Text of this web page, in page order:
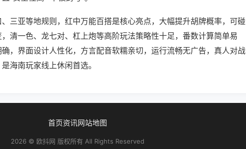
三亚等地规则，红中万能百搭是核心亮点，大幅提升胡牌概率，可碰
清一色、龙七对、杠上炮等高阶玩法策略性十足，番数计算简单易
，界面设计人性化，方言配音软糯亲切，运行流畅无广告，真人对战
海南玩家线上休闲首选。
首页资讯网站地图
2026 © 欧抖网 版权所有 All Rights Reserved